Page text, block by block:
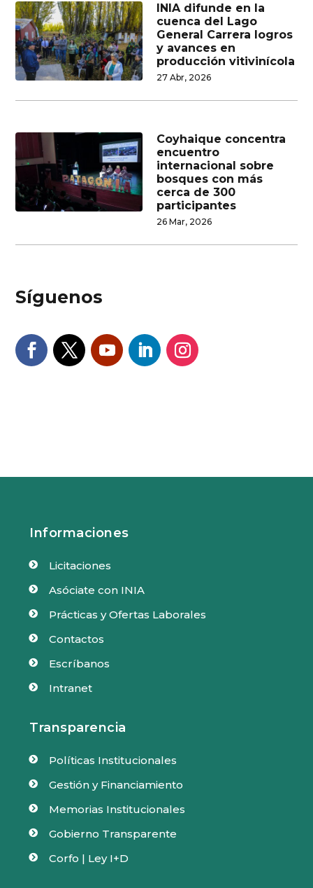
INIA difunde en la
cuenca del Lago
General Carrera logros
y avances en
producción vitivinícola
27 Abr, 2026
Coyhaique concentra
encuentro
internacional sobre
bosques con más
cerca de 300
participantes
26 Mar, 2026
Síguenos
Informaciones
 Licitaciones
 Asóciate con INIA
 Prácticas y Ofertas Laborales
 Contactos
 Escríbanos
 Intranet
Transparencia
 Políticas Institucionales
 Gestión y Financiamiento
 Memorias Institucionales
 Gobierno Transparente
 Corfo | Ley I+D